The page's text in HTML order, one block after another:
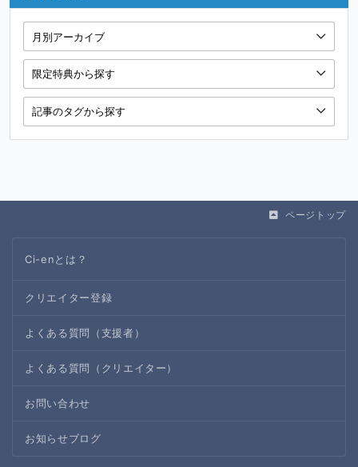
ページトップ
Ci-enとは？
クリエイター登録
よくある質問（支援者）
よくある質問（クリエイター）
お問い合わせ
お知らせブログ